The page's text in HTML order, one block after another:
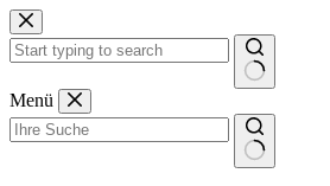
Zum
Inhalt
springen
Keine
Ergebnisse
Menü